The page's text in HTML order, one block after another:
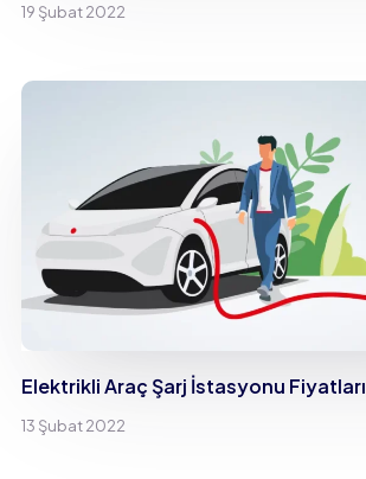
19 Şubat 2022
Elektrikli Araç Şarj İstasyonu Fiyatları
13 Şubat 2022